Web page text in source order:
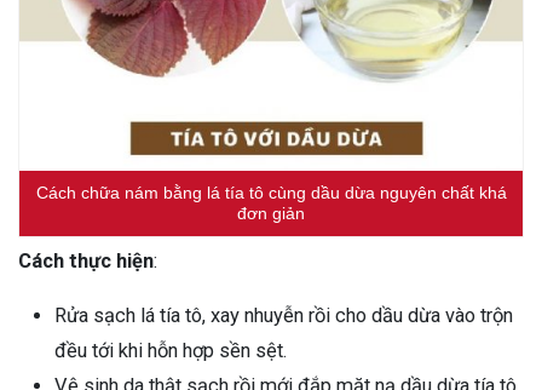
Cách chữa nám bằng lá tía tô cùng dầu dừa nguyên chất khá
đơn giản
Cách thực hiện:
Rửa sạch lá tía tô, xay nhuyễn rồi cho dầu dừa vào trộn
đều tới khi hỗn hợp sền sệt.